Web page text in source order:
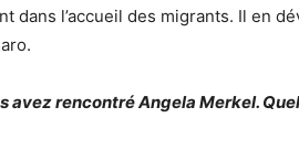
dans l’accueil des migrants. Il en
avez rencontré Angela Merkel.